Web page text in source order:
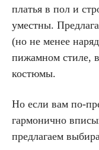
платья в пол и
уместны.
(но не менее
пижамном стиле,
костюмы.
Но если вам по-
гармонично
предлагаем